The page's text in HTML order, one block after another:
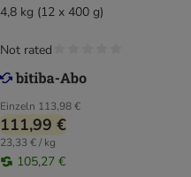
4,8 kg (12 x 400 g)
Einzeln 113,98 €
111,99 €
23,33 € / kg
105,27 €
Not rated